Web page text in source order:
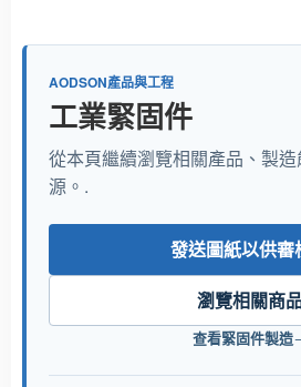
AODSON產品與工程
工業緊固件
從本頁繼續瀏覽相關產品、製
源。.
發送圖紙以供審
瀏覽相關商
查看緊固件製造